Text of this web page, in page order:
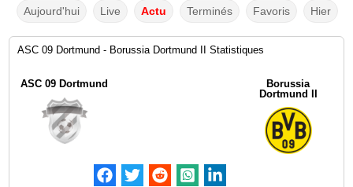
Aujourd'hui Live Actu Terminés Favoris Hier
ASC 09 Dortmund - Borussia Dortmund II Statistiques
ASC 09 Dortmund
Borussia
Dortmund II